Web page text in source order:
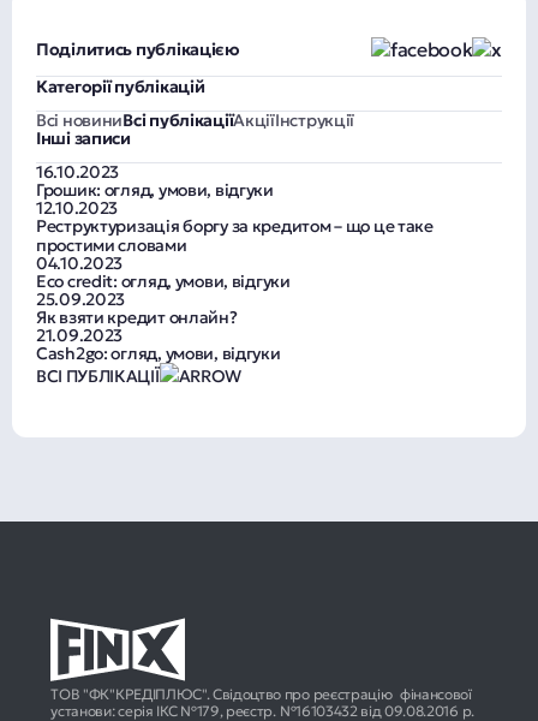
Поділитись публікацією
Категорії публікацій
Всі новиниВсі публікаціїАкціїІнструкції
Інші записи
16.10.2023
Грошик: огляд, умови, відгуки
12.10.2023
Реструктуризація боргу за кредитом – що це таке
простими словами
04.10.2023
Eco credit: огляд, умови, відгуки
25.09.2023
Як взяти кредит онлайн?
21.09.2023
Cash2go: огляд, умови, відгуки
ВСІ ПУБЛІКАЦІЇ
ТОВ "ФК"КРЕДІПЛЮС". Свідоцтво про реєстрацію фінансової
установи: серія ІКС №179, реєстр. №16103432 від 09.08.2016 р.